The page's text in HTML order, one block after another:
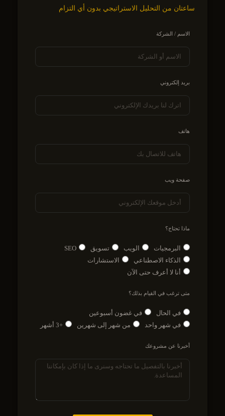
ساعتان من التحليل الاستراتيجي بدون أي التزام
الاسم / الشركة
بريد إلكتروني
هاتف
صفحة ويب
ماذا تحتاج؟
البرمجيات الويب تسويق
SEO
الذكاء الاصطناعي
الاستشارات
أنا لا أعرف حتى الآن
متى ترغب في القيام بذلك؟
في الحال
في غضون أسبوعين
في شهر واحد
من شهر إلى شهرين +3 أشهر
أخبرنا عن مشروعك